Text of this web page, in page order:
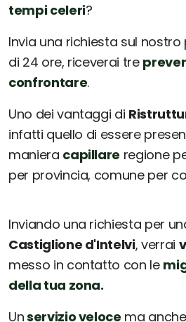
tempi celeri?
Invia una richiesta sul
di 24 ore, riceverai tre
confrontare.
Uno dei vantaggi di
infatti quello di essere
maniera capillare regione
per provincia, comune per
Inviando una richiesta per
Castiglione d'Intelvi, verrai
messo in contatto con le
della tua zona.
Unservizio veloce ma